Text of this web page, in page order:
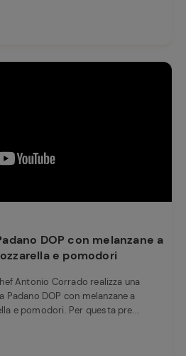
DOP con melanzane a
e pomodori
Antonio Corrado realizza una
DOP con melanzane a
e pomodori. Per questa pre...